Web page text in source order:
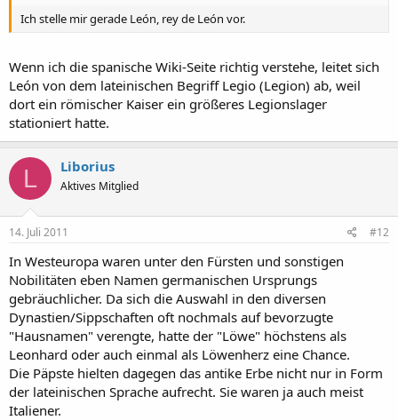
Ich stelle mir gerade León, rey de León vor.
Wenn ich die spanische Wiki-Seite richtig verstehe, leitet sich
León von dem lateinischen Begriff Legio (Legion) ab, weil
dort ein römischer Kaiser ein größeres Legionslager
stationiert hatte.
L Liborius
Aktives Mitglied
14. Juli 2011 #12
In Westeuropa waren unter den Fürsten und sonstigen
Nobilitäten eben Namen germanischen Ursprungs
gebräuchlicher. Da sich die Auswahl in den diversen
Dynastien/Sippschaften oft nochmals auf bevorzugte
"Hausnamen" verengte, hatte der "Löwe" höchstens als
Leonhard oder auch einmal als Löwenherz eine Chance.
Die Päpste hielten dagegen das antike Erbe nicht nur in Form
der lateinischen Sprache aufrecht. Sie waren ja auch meist
Italiener.